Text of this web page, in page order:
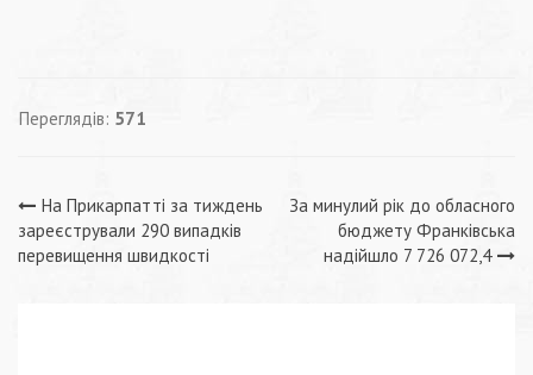
Переглядів: 571
Навігація
записів
На Прикарпатті за тиждень
зареєстрували 290 випадків
перевищення швидкості
За минулий рік до обласного
бюджету Франківська
надійшло 7 726 072,4